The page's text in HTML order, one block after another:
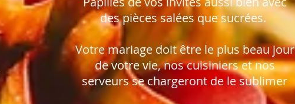
des pièces salées que sucrées.
Votre mariage doit être le plus beau jour
de votre vie, nos cuisiniers et nos
serveurs se chargeront de le sublimer